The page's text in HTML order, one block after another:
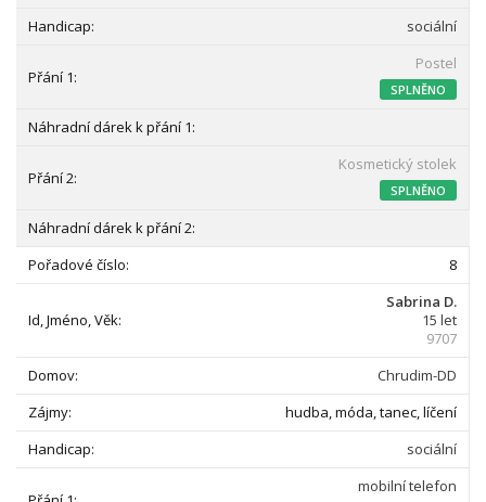
sociální
Postel
SPLNĚNO
Kosmetický stolek
SPLNĚNO
8
Sabrina D.
15 let
9707
Chrudim-DD
hudba, móda, tanec, líčení
sociální
mobilní telefon